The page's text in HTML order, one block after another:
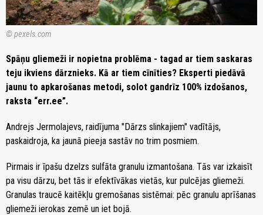
© pexels.com
Spāņu gliemeži ir nopietna problēma - tagad ar tiem saskaras
teju ikviens dārznieks. Kā ar tiem cīnīties? Eksperti piedāvā
jaunu to apkarošanas metodi, solot gandrīz 100% izdošanos,
raksta “err.ee”.
Andrejs Jermolajevs, raidījuma "Dārzs slinkajiem" vadītājs,
paskaidroja, ka jaunā pieeja sastāv no trim posmiem.
Pirmais ir īpašu dzelzs sulfāta granulu izmantošana. Tās var izkaisīt
pa visu dārzu, bet tās ir efektīvākas vietās, kur pulcējas gliemeži.
Granulas traucē kaitēkļu gremošanas sistēmai: pēc granulu aprīšanas
gliemeži ierokas zemē un iet bojā.